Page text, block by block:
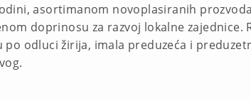
asortimanom novoplasiranih
doprinosu za razvoj lokalne
po odluci žirija, imala preduzeća i